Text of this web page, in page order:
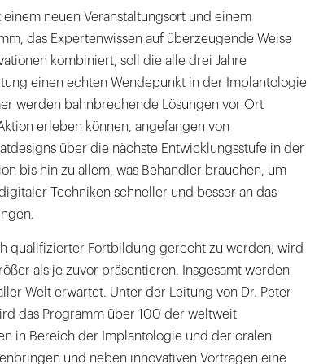
neuen Veranstaltungsort und einem
das Expertenwissen auf überzeugende Weise
kombiniert, soll die alle drei Jahre
einen echten Wendepunkt in der Implantologie
werden bahnbrechende Lösungen vor Ort
erleben können, angefangen von
über die nächste Entwicklungsstufe in der
bis hin zu allem, was Behandler brauchen, um
Techniken schneller und besser an das
qualifizierter Fortbildung gerecht zu werden, wird
als je zuvor präsentieren. Insgesamt werden
Welt erwartet. Unter der Leitung von Dr. Peter
das Programm über 100 der weltweit
in Bereich der Implantologie und der oralen
und neben innovativen Vorträgen eine